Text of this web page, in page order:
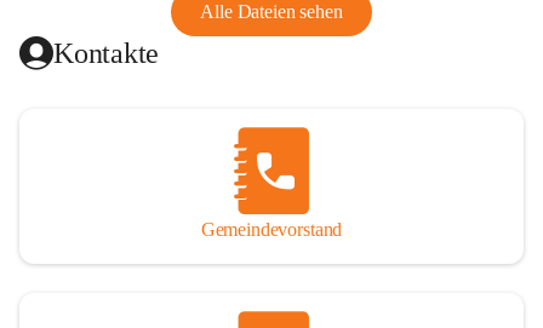
Alle Dateien sehen
Kontakte
Gemeindevorstand